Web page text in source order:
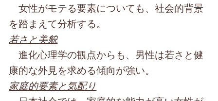
女性がモテる要素についても、社会的背景
を踏まえて分析する。
若さと美貌
進化心理学の観点からも、男性は若さと健
康的な外見を求める傾向が強い。
家庭的要素と気配り